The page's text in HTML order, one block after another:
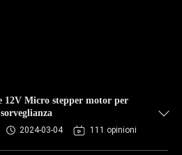
12V Micro stepper motor per
2024-03-04 111 opinioni